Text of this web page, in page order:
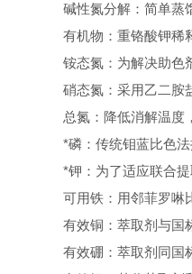
碱性氮分解：简单蒸
有机物：重铬酸钾稀
铵态氮：为解决助色
硝态氮：采用乙二胺
总氮：降低消解温度
*磷：传统钼蓝比色
*钾：为了适应联合
可用铁：用邻菲罗啉
有效铜：萃取剂与国
有效硼：萃取剂同国